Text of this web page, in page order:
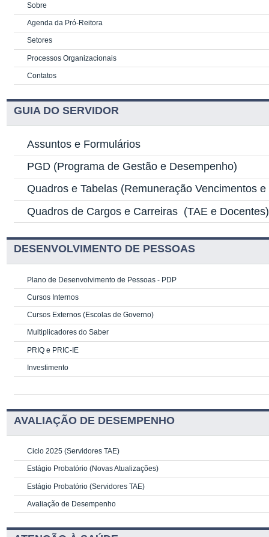
Sobre
Agenda da Pró-Reitora
Setores
Processos Organizacionais
Contatos
GUIA DO SERVIDOR
Assuntos e Formulários
PGD (Programa de Gestão e Desempenho)
Quadros e Tabelas (Remuneração Vencimentos
Quadros de Cargos e Carreiras (TAE e Docentes)
DESENVOLVIMENTO DE PESSOAS
Plano de Desenvolvimento de Pessoas - PDP
Cursos Internos
Cursos Externos (Escolas de Governo)
Multiplicadores do Saber
PRIQ e PRIC-IE
Investimento
AVALIAÇÃO DE DESEMPENHO
Ciclo 2025 (Servidores TAE)
Estágio Probatório (Novas Atualizações)
Estágio Probatório (Servidores TAE)
Avaliação de Desempenho